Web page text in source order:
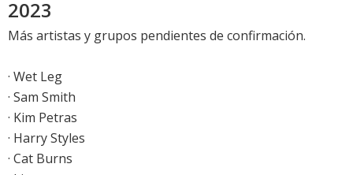
2023
Más artistas y grupos pendientes de confirmación.
· Wet Leg
· Sam Smith
· Kim Petras
· Harry Styles
· Cat Burns